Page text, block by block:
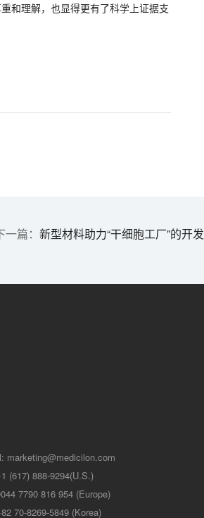
和理解，也显得更有了科学上证据支
新型材料助力“干细胞工厂”的开发
marketing@medicilon.com
(617) 888-9294(U.S.)
7790 816 954 (Europe)
70-8269-5849 (Korea)